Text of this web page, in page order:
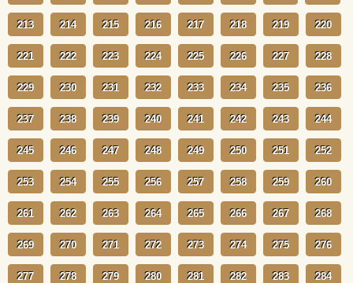
213 214 215 216 217 218 219 220
221 222 223 224 225 226 227 228
229 230 231 232 233 234 235 236
237 238 239 240 241 242 243 244
245 246 247 248 249 250 251 252
253 254 255 256 257 258 259 260
261 262 263 264 265 266 267 268
269 270 271 272 273 274 275 276
277 278 279 280 281 282 283 284